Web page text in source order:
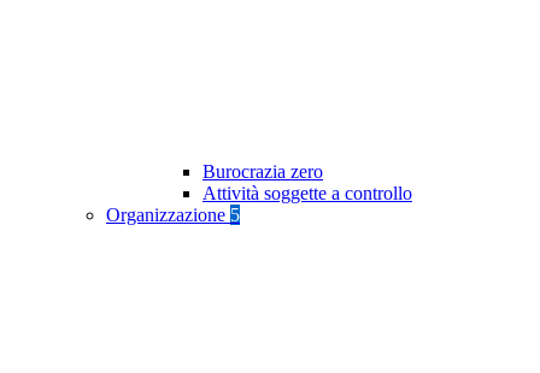
Burocrazia zero
Attività soggette a controllo
Organizzazione 5